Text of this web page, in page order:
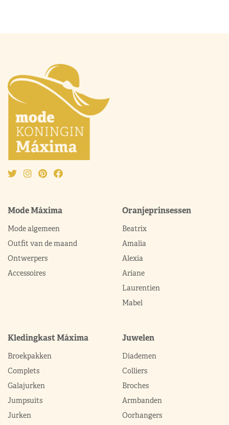
Mode Máxima
Mode algemeen
Outfit van de maand
Ontwerpers
Accessoires
Oranjeprinsessen
Beatrix
Amalia
Alexia
Ariane
Laurentien
Mabel
Kledingkast Máxima
Broekpakken
Complets
Galajurken
Jumpsuits
Jurken
Juwelen
Diademen
Colliers
Broches
Armbanden
Oorhangers